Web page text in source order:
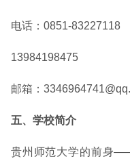
电话：0851-83227118
13984198475
邮箱：
五、学校简介
贵州师范大学的前身